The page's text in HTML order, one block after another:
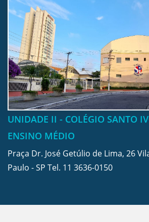
UNIDADE II - COLÉGIO SANTO
ENSINO MÉDIO
Praça Dr. José Getúlio de Lima, 26
Paulo - SP Tel. 11 3636-0150